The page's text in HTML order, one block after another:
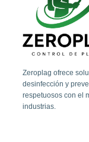
Zeroplag ofrece
desinfección y
respetuosos con el
industrias.